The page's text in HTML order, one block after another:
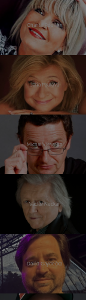
Chantal Poullain
Jana Paulová
Michal Viewegh
Václav Neckář
David Gaydečka